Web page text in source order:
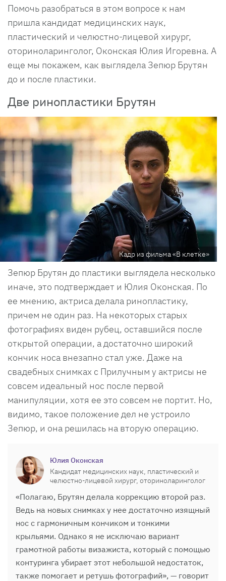
Помочь разобраться в этом вопросе к нам
пришла кандидат медицинских наук,
пластический и челюстно-лицевой хирург,
оториноларинголог, Оконская Юлия Игоревна. А
еще мы покажем, как выглядела Зепюр Брутян
до и после пластики.
Две ринопластики Брутян
Кадр из фильма «В клетке»
Зепюр Брутян до пластики выглядела несколько
иначе, это подтверждает и Юлия Оконская. По
ее мнению, актриса делала ринопластику,
причем не один раз. На некоторых старых
фотографиях виден рубец, оставшийся после
открытой операции, а достаточно широкий
кончик носа внезапно стал уже. Даже на
свадебных снимках с Прилучным у актрисы не
совсем идеальный нос после первой
манипуляции, хотя ее это совсем не портит. Но,
видимо, такое положение дел не устроило
Зепюр, и она решилась на вторую операцию.
Юлия Оконская
Кандидат медицинских наук, пластический и
челюстно-лицевой хирург, оториноларинголог
«Полагаю, Брутян делала коррекцию второй раз.
Ведь на новых снимках у нее достаточно изящный
нос с гармоничным кончиком и тонкими
крыльями. Однако я не исключаю вариант
грамотной работы визажиста, который с помощью
контуринга убирает этот небольшой недостаток,
также помогает и ретушь фотографий», — говорит